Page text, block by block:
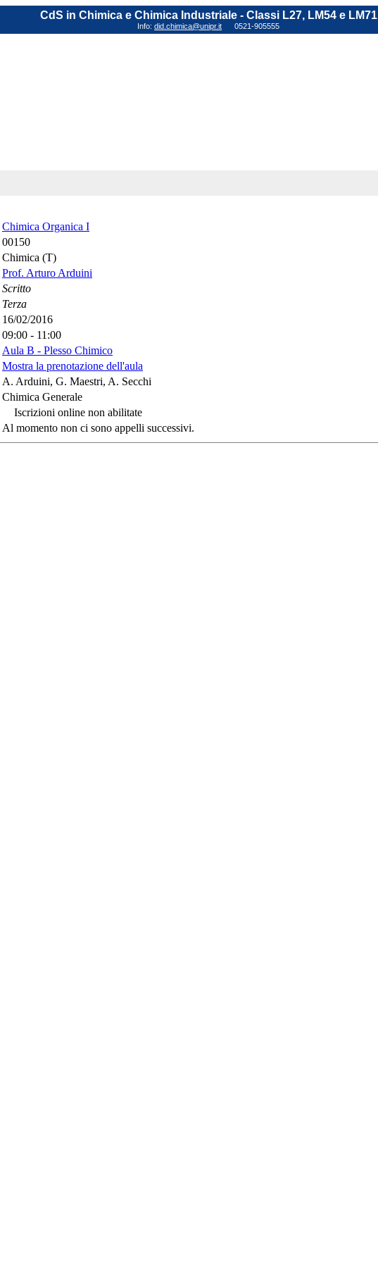
CdS in Chimica e Chimica Industriale - Classi L27, LM54 e LM71
Info: did.chimica@unipr.it 0521-905555
Chimica Organica I
00150
Chimica (T)
Prof. Arturo Arduini
Scritto
Terza
16/02/2016
09:00 - 11:00
Aula B - Plesso Chimico
Mostra la prenotazione dell'aula
A. Arduini, G. Maestri, A. Secchi
Chimica Generale
Iscrizioni online non abilitate
Al momento non ci sono appelli successivi.